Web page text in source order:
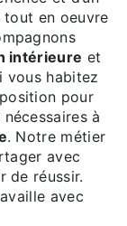
en oeuvre
intérieure et
vous habitez
pour
à
. Notre métier
avec
de réussir.
avec